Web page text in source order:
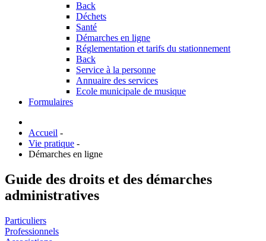
Back
Déchets
Santé
Démarches en ligne
Réglementation et tarifs du stationnement
Back
Service à la personne
Annuaire des services
Ecole municipale de musique
Formulaires
Accueil -
Vie pratique -
Démarches en ligne
Guide des droits et des démarches
administratives
Particuliers
Professionnels